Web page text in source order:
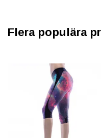
Flera populära